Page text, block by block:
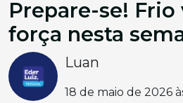
Prepare-se!
força nesta
Luan
18 de maio de 2026 às